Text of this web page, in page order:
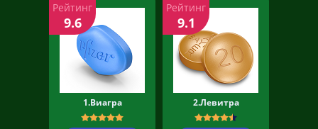
1.Виагра
Рейтинг
9.6
2.Левитра
Рейтинг
9.1